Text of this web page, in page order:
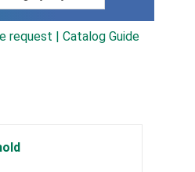
request | Catalog Guide